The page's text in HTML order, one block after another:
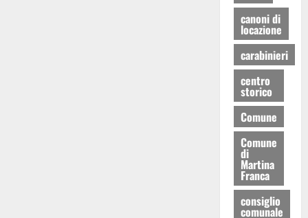
canoni di
locazione
carabinieri
centro
storico
Comune
Comune
di
Martina
Franca
consiglio
comunale